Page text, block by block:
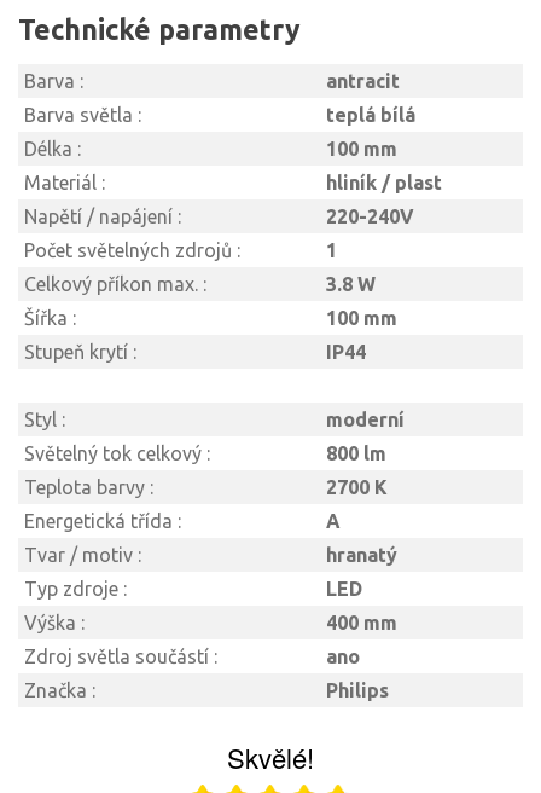
Technické parametry
Barva :
antracit
Barva světla :
teplá bílá
Délka :
100 mm
Materiál :
hliník / plast
Napětí / napájení :
220-240V
Počet světelných zdrojů :
1
Celkový příkon max. :
3.8 W
Šířka :
100 mm
Stupeň krytí :
IP44
Styl :
moderní
Světelný tok celkový :
800 lm
Teplota barvy :
2700 K
Energetická třída :
A
Tvar / motiv :
hranatý
Typ zdroje :
LED
Výška :
400 mm
Zdroj světla součástí :
ano
Značka :
Philips